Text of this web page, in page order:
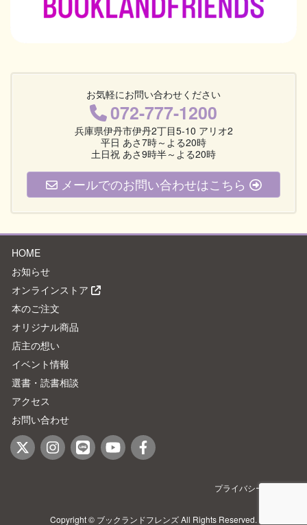
お気軽にお問い合わせください
072-777-1200
兵庫県伊丹市伊丹2丁目5-10 アリオ2
平日 あさ7時～よる20時
土日祝 あさ9時半～よる20時
メールでのお問い合わせはこちら
HOME
お知らせ
オンラインストア
本のご注文
オリジナル商品
店主の想い
イベント情報
選書・読書相談
アクセス
お問い合わせ
プライバシーポリシー
Copyright © ブックランドフレンズ All Rights Reserved.